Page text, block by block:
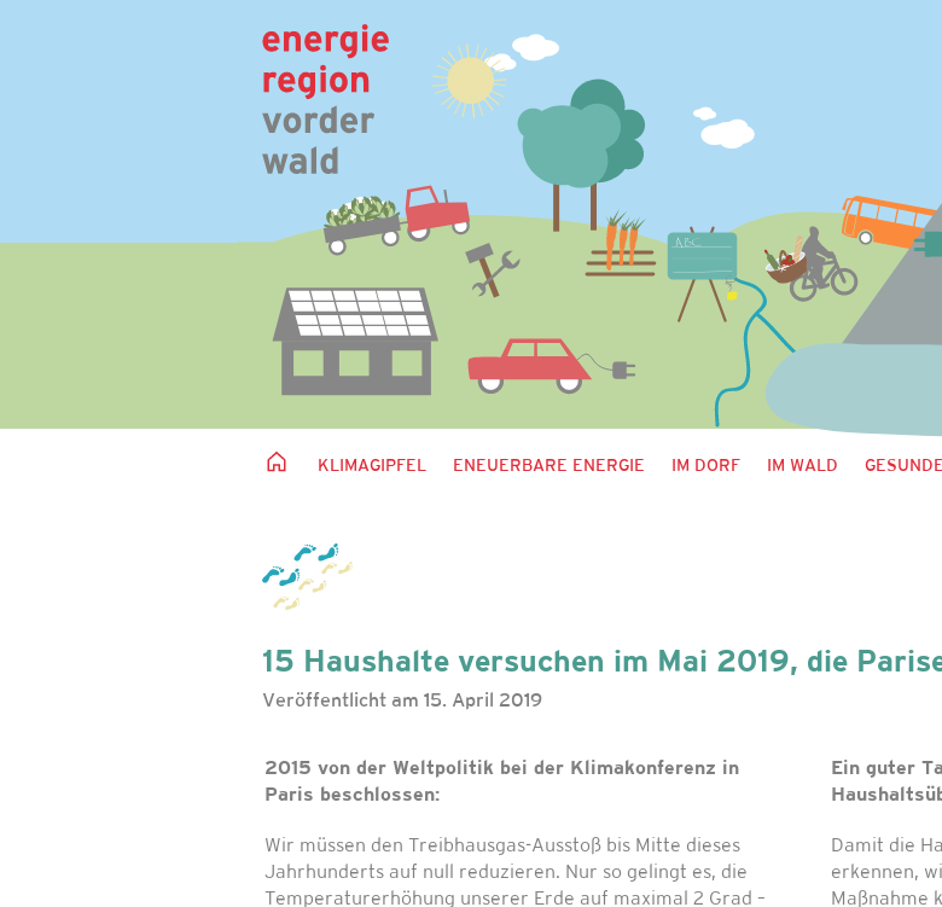
KLIMAGIPFEL ENEUERBARE ENERGIE IM DORF IM WALD
15 Haushalte versuchen im Mai 2019, die
Veröffentlicht am 15. April 2019
2015 von der Weltpolitik bei der Klimakonferenz in
Paris beschlossen:
Wir müssen den Treibhausgas-Ausstoß bis Mitte dieses
Jahrhunderts auf null reduzieren. Nur so gelingt es, die
Temperaturerhöhung unserer Erde auf maximal 2 Grad –
Ein guter
Damit die
erkennen,
Maßnahme